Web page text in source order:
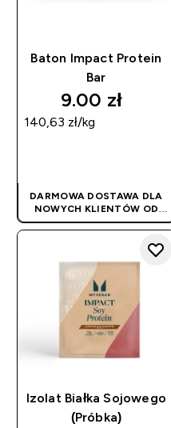
Baton Impact Protein
Bar
9.00 zł‎
140,63 zł‎/kg
DARMOWA DOSTAWA DLA
NOWYCH KLIENTÓW OD
180PLN| PROMOCJA
Izolat Białka Sojowego
(Próbka)